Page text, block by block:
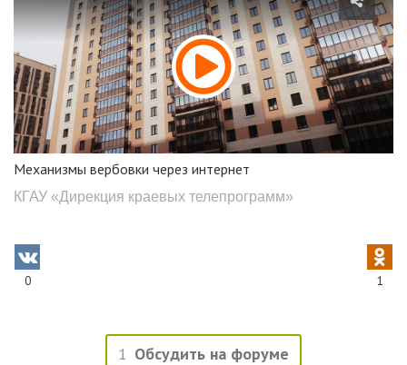
Механизмы вербовки через интернет
КГАУ «Дирекция краевых телепрограмм»
0 1
1 Обсудить на форуме